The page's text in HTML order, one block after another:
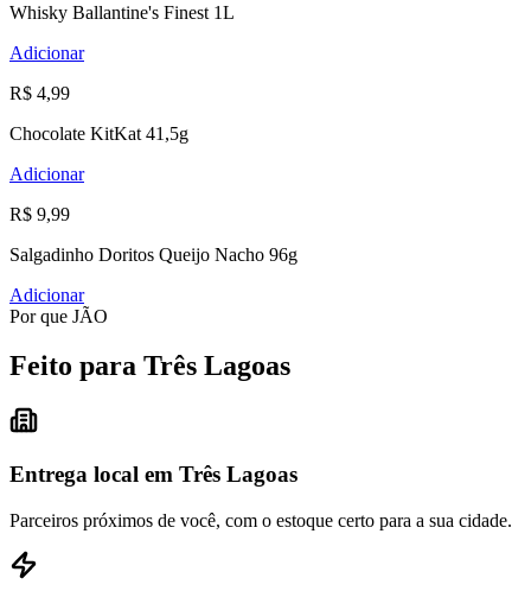
Whisky Ballantine's Finest 1L
Adicionar
R$ 4,99
Chocolate KitKat 41,5g
Adicionar
R$ 9,99
Salgadinho Doritos Queijo Nacho 96g
Adicionar
Por que JÃO
Feito para Três Lagoas
Entrega local em Três Lagoas
Parceiros próximos de você, com o estoque certo para a sua cidade.